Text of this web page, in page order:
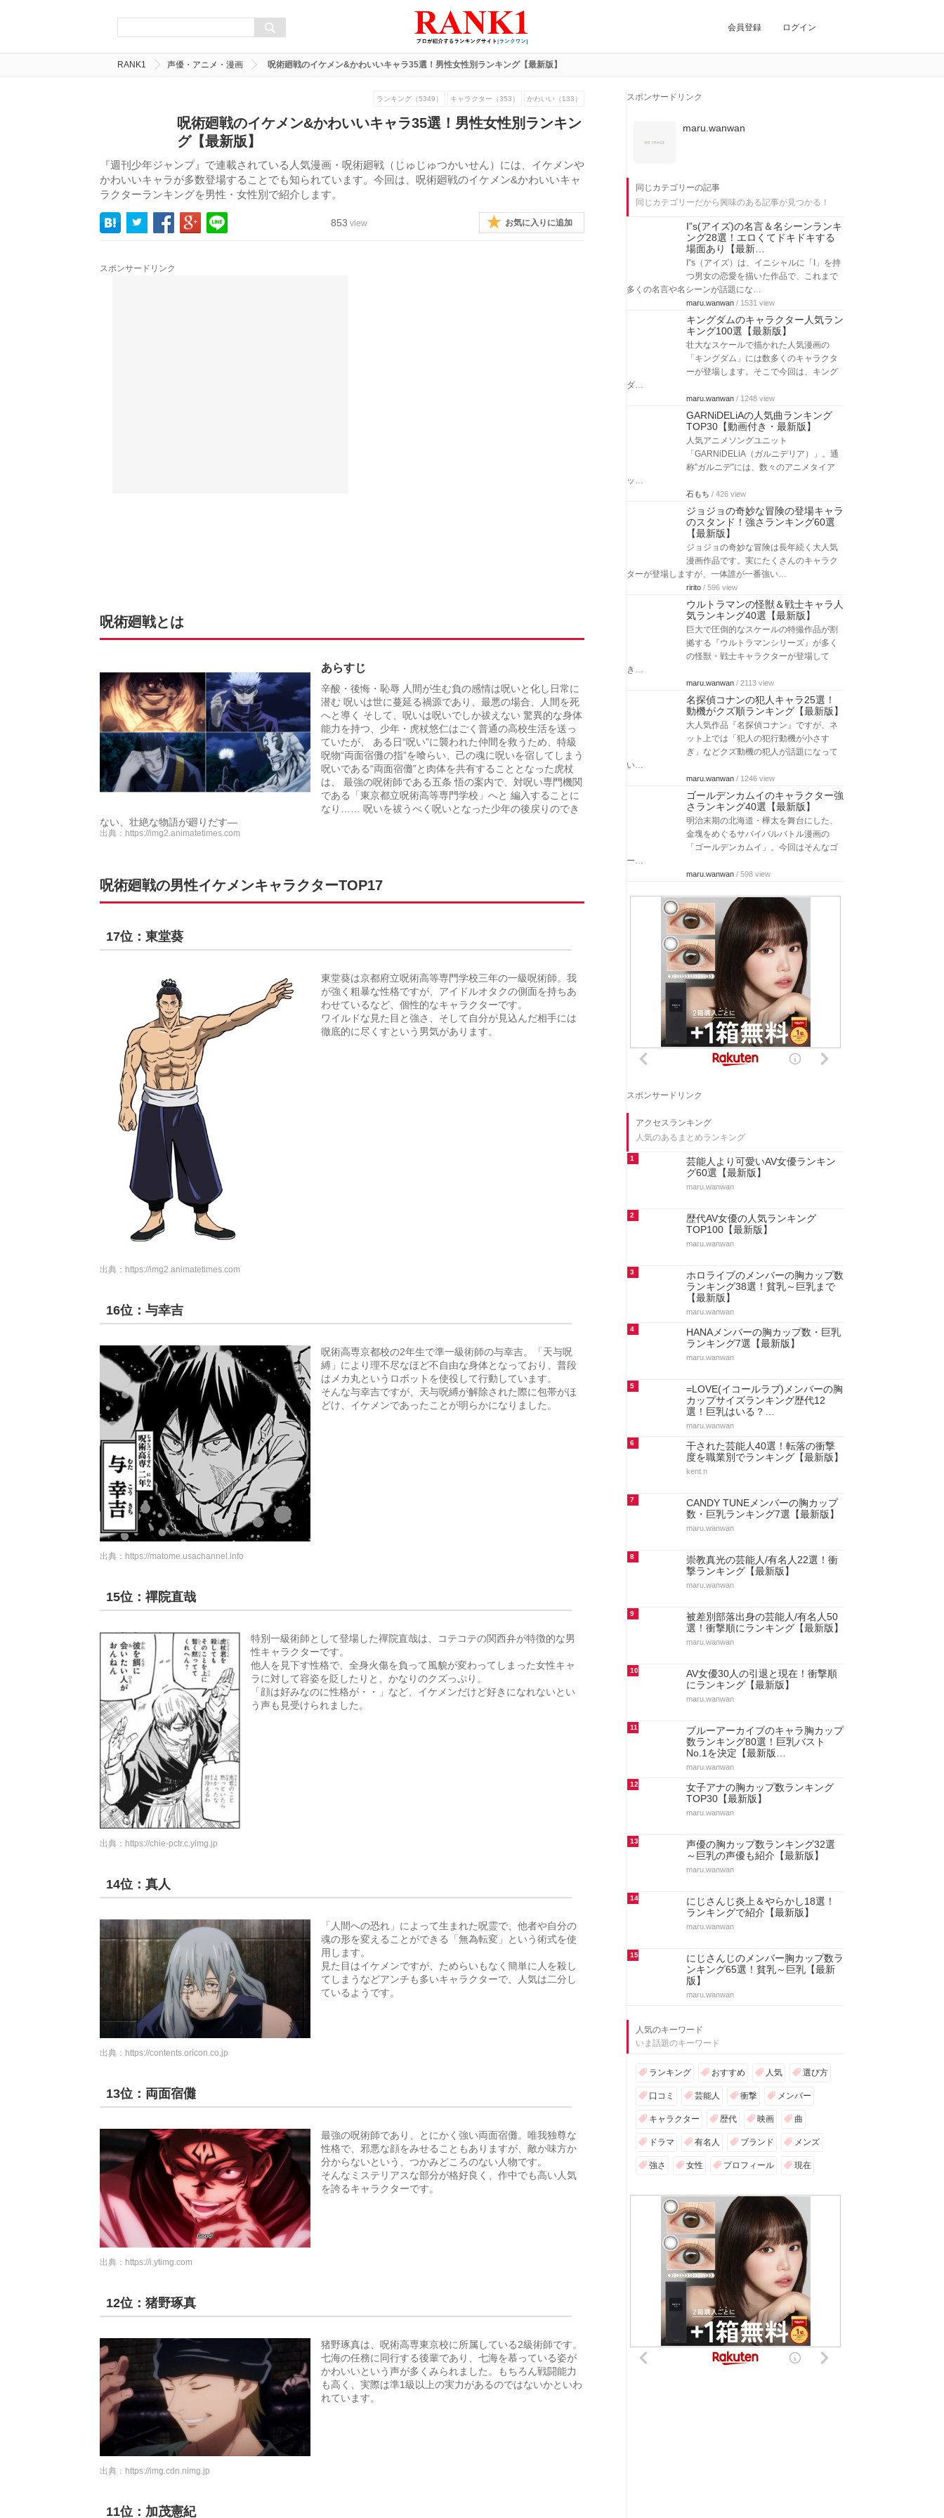
会員登録 ログイン
RANK1 声優・アニメ・漫画 呪術廻戦のイケメン&かわいいキャラ35選！男性女性別ランキング【最新版】
ランキング（5349） キャラクター（353） かわいい（133）
呪術廻戦のイケメン&かわいいキャラ35選！男性女性別ランキン
グ【最新版】
『週刊少年ジャンプ』で連載されている人気漫画・呪術廻戦（じゅじゅつかいせん）には、イケメンや
かわいいキャラが多数登場することでも知られています。今回は、呪術廻戦のイケメン&かわいいキャ
ラクターランキングを男性・女性別で紹介します。
853 view お気に入りに追加
スポンサードリンク
呪術廻戦とは
あらすじ
辛酸・後悔・恥辱 人間が生む負の感情は呪いと化し日常に
潜む 呪いは世に蔓延る禍源であり、最悪の場合、人間を死
へと導く そして、呪いは呪いでしか祓えない 驚異的な身体
能力を持つ、少年・虎杖悠仁はごく普通の高校生活を送っ
ていたが、 ある日“呪い”に襲われた仲間を救うため、特級
呪物“両面宿儺の指”を喰らい、己の魂に呪いを宿してしまう
呪いである“両面宿儺”と肉体を共有することとなった虎杖
は、 最強の呪術師である五条 悟の案内で、対呪い専門機関
である「東京都立呪術高等専門学校」へと 編入することに
なり…… 呪いを祓うべく呪いとなった少年の後戻りのでき
ない、壮絶な物語が廻りだす―
出典： https://img2.animatetimes.com
呪術廻戦の男性イケメンキャラクターTOP17
17位：東堂葵
東堂葵は京都府立呪術高等専門学校三年の一級呪術師。我
が強く粗暴な性格ですが、アイドルオタクの側面を持ちあ
わせているなど、個性的なキャラクターです。
ワイルドな見た目と強さ、そして自分が見込んだ相手には
徹底的に尽くすという男気があります。
出典： https://img2.animatetimes.com
16位：与幸吉
呪術高専京都校の2年生で準一級術師の与幸吉。「天与呪
縛」により理不尽なほど不自由な身体となっており、普段
はメカ丸というロボットを使役して行動しています。
そんな与幸吉ですが、天与呪縛が解除された際に包帯がほ
どけ、イケメンであったことが明らかになりました。
出典： https://matome.usachannel.info
15位：禪院直哉
特別一級術師として登場した禪院直哉は、コテコテの関西弁が特徴的な男
性キャラクターです。
他人を見下す性格で、全身火傷を負って風貌が変わってしまった女性キャ
ラに対して容姿を貶したりと、かなりのクズっぷり。
「顔は好みなのに性格が・・」など、イケメンだけど好きになれないとい
う声も見受けられました。
出典： https://chie-pctr.c.yimg.jp
14位：真人
「人間への恐れ」によって生まれた呪霊で、他者や自分の
魂の形を変えることができる「無為転変」という術式を使
用します。
見た目はイケメンですが、ためらいもなく簡単に人を殺し
てしまうなどアンチも多いキャラクターで、人気は二分し
ているようです。
出典： https://contents.oricon.co.jp
13位：両面宿儺
最強の呪術師であり、とにかく強い両面宿儺。唯我独尊な
性格で、邪悪な顔をみせることもありますが、敵か味方か
分からないという、つかみどころのない人物です。
そんなミステリアスな部分が格好良く、作中でも高い人気
を誇るキャラクターです。
出典： https://i.ytimg.com
12位：猪野琢真
猪野琢真は、呪術高専東京校に所属している2級術師です。
七海の任務に同行する後輩であり、七海を慕っている姿が
かわいいという声が多くみられました。もちろん戦闘能力
も高く、実際は準1級以上の実力があるのではないかといわ
れています。
出典： https://img.cdn.nimg.jp
11位：加茂憲紀
スポンサードリンク
maru.wanwan
同じカテゴリーの記事
同じカテゴリーだから興味のある記事が見つかる！
I”s(アイズ)の名言＆名シーンランキ
ング28選！エロくてドキドキする
場面あり【最新…
I”s（アイズ）は、イニシャルに「I」を持
つ男女の恋愛を描いた作品で、これまで
多くの名言や名シーンが話題にな…
maru.wanwan / 1531 view
キングダムのキャラクター人気ラン
キング100選【最新版】
壮大なスケールで描かれた人気漫画の
「キングダム」には数多くのキャラクタ
ーが登場します。そこで今回は、キング
ダ…
maru.wanwan / 1248 view
GARNiDELiAの人気曲ランキング
TOP30【動画付き・最新版】
人気アニメソングユニット
「GARNiDELiA（ガルニデリア）」。通
称”ガルニデ”には、数々のアニメタイア
ッ…
石もち / 426 view
ジョジョの奇妙な冒険の登場キャラ
のスタンド！強さランキング60選
【最新版】
ジョジョの奇妙な冒険は長年続く大人気
漫画作品です。実にたくさんのキャラク
ターが登場しますが、一体誰が一番強い…
ririto / 596 view
ウルトラマンの怪獣＆戦士キャラ人
気ランキング40選【最新版】
巨大で圧倒的なスケールの特撮作品が割
拠する『ウルトラマンシリーズ』が多く
の怪獣・戦士キャラクターが登場して
き…
maru.wanwan / 2113 view
名探偵コナンの犯人キャラ25選！
動機がクズ順ランキング【最新版】
大人気作品『名探偵コナン』ですが、ネ
ット上では「犯人の犯行動機が小さす
ぎ」などクズ動機の犯人が話題になって
い…
maru.wanwan / 1246 view
ゴールデンカムイのキャラクター強
さランキング40選【最新版】
明治末期の北海道・樺太を舞台にした、
金塊をめぐるサバイバルバトル漫画の
「ゴールデンカムイ」。今回はそんなゴ
ー…
maru.wanwan / 598 view
スポンサードリンク
アクセスランキング
人気のあるまとめランキング
1
芸能人より可愛いAV女優ランキン
グ60選【最新版】
maru.wanwan
2
歴代AV女優の人気ランキング
TOP100【最新版】
maru.wanwan
3
ホロライブのメンバーの胸カップ数
ランキング38選！貧乳～巨乳まで
【最新版】
maru.wanwan
4
HANAメンバーの胸カップ数・巨乳
ランキング7選【最新版】
maru.wanwan
5
=LOVE(イコールラブ)メンバーの胸
カップサイズランキング歴代12
選！巨乳はいる？…
maru.wanwan
6
干された芸能人40選！転落の衝撃
度を職業別でランキング【最新版】
kent.n
7
CANDY TUNEメンバーの胸カップ
数・巨乳ランキング7選【最新版】
maru.wanwan
8
崇教真光の芸能人/有名人22選！衝
撃ランキング【最新版】
maru.wanwan
9
被差別部落出身の芸能人/有名人50
選！衝撃順にランキング【最新版】
maru.wanwan
10
AV女優30人の引退と現在！衝撃順
にランキング【最新版】
maru.wanwan
11
ブルーアーカイブのキャラ胸カップ
数ランキング80選！巨乳バスト
No.1を決定【最新版…
maru.wanwan
12
女子アナの胸カップ数ランキング
TOP30【最新版】
maru.wanwan
13
声優の胸カップ数ランキング32選
～巨乳の声優も紹介【最新版】
maru.wanwan
14
にじさんじ炎上＆やらかし18選！
ランキングで紹介【最新版】
maru.wanwan
15
にじさんじのメンバー胸カップ数ラ
ンキング65選！貧乳～巨乳【最新
版】
maru.wanwan
人気のキーワード
いま話題のキーワード
ランキング おすすめ 人気 選び方
口コミ 芸能人 衝撃 メンバー
キャラクター 歴代 映画 曲
ドラマ 有名人 ブランド メンズ
強さ 女性 プロフィール 現在